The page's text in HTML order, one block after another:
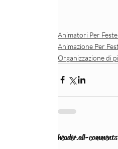
Animatori Per
Animazione Per
Organizzazione di
header.all-comments